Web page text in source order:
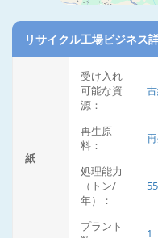
リサイクル工場ビジネス
紙
受け入れ
可能な資
源：
再生原
料：
処理能力
（トン/
年）：
プラント
1